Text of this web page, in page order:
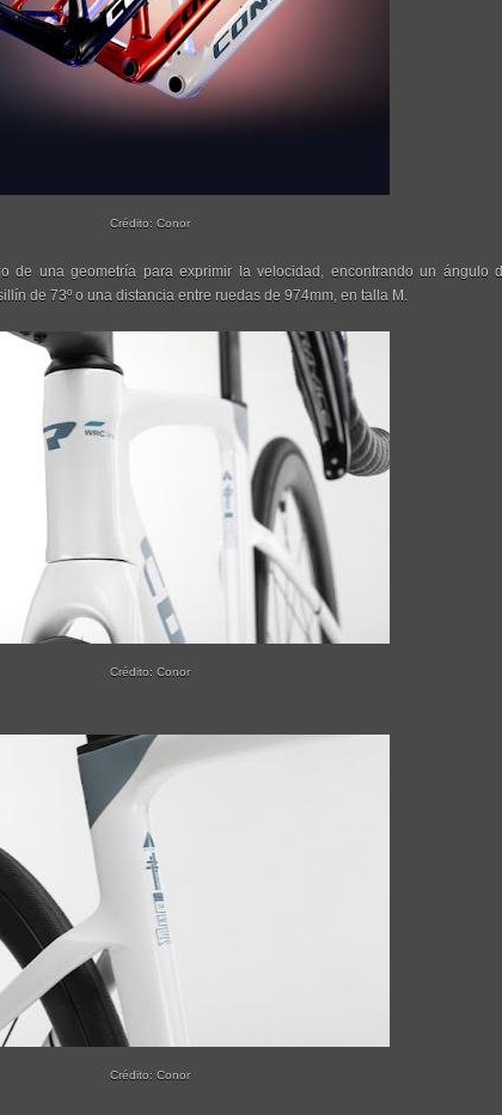
Crédito: Conor
de una geometría para exprimir la velocidad, encontrando un ángulo
de 73º o una distancia entre ruedas de 974mm, en talla M.
Crédito: Conor
Crédito: Conor